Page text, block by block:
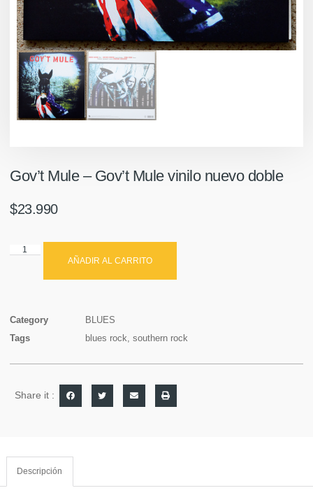
Gov’t Mule – Gov’t Mule vinilo nuevo doble
$23.990
AÑADIR AL CARRITO
Category
BLUES
Tags
blues rock, southern rock
Share it :
Descripción